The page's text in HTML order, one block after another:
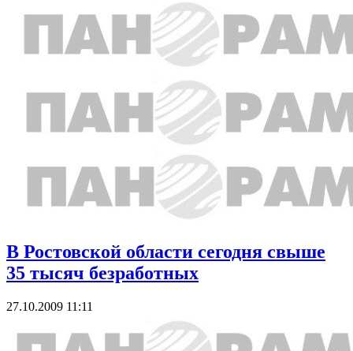
В Ростовской области сегодня свыше
35 тысяч безработных
27.10.2009 11:11